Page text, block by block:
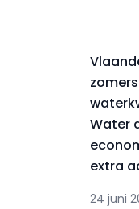
Water
extra
24 juni